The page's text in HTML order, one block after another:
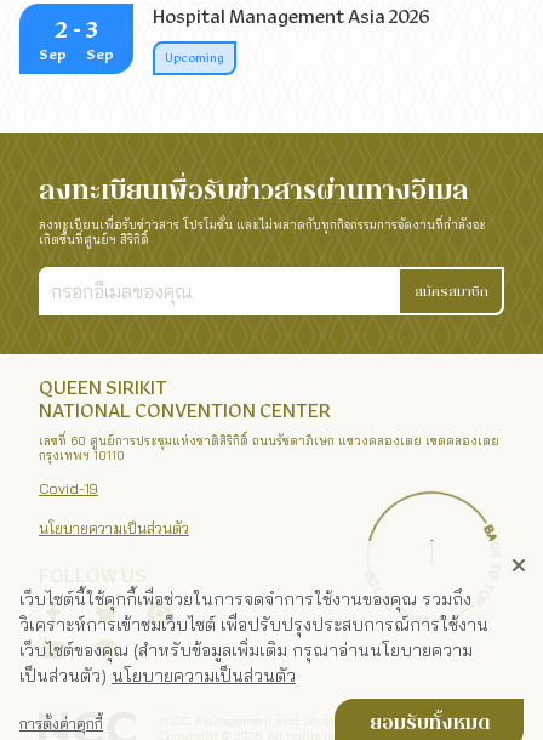
2 - 3
Sep Sep
Hospital Management Asia 2026
Upcoming
ลงทะเบียนเพื่อรับข่าวสารผ่านทางอีเมล
ลงทะเบียนเพื่อรับข่าวสาร โปรโมชั่น และไม่พลาดกับทุกกิจกรรมการจัดงานที่กำลังจะ
เกิดขึ้นที่ศูนย์ฯ สิริกิติ์
สมัครสมาชิก
QUEEN SIRIKIT
NATIONAL CONVENTION CENTER
เลขที่ 60 ศูนย์การประชุมแห่งชาติสิริกิติ์ ถนนรัชดาภิเษก แขวงคลองเตย เขตคลองเตย
กรุงเทพฯ 10110
Covid-19
นโยบายความเป็นส่วนตัว
N.C.C. Management and Development Co., Ltd.
เว็บไซต์นี้ใช้คุกกี้เพื่อช่วยในการจดจำการใช้งานของคุณ รวมถึง
วิเคราะห์การเข้าชมเว็บไซต์ เพื่อปรับปรุงประสบการณ์การใช้งาน
เว็บไซต์ของคุณ (สำหรับข้อมูลเพิ่มเติม กรุณาอ่านนโยบายความ
เป็นส่วนตัว) นโยบายความเป็นส่วนตัว
ยอมรับทั้งหมด
การตั้งค่าคุกกี้